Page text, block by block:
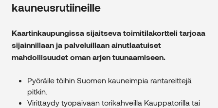
kauneusrutiineille
Kaartinkaupungissa sijaitseva toimitilakortteli tarjoaa
sijainnillaan ja palveluillaan ainutlaatuiset
mahdollisuudet oman arjen tuunaamiseen.
Pyöräile töihin Suomen kauneimpia rantareittejä
pitkin.
Virittäydy työpäivään torikahveilla Kauppatorilla tai